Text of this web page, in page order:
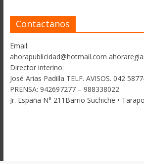
Contactanos
Email:
ahorapublicidad@hotmail.com
Director interino:
José Arias Padilla TELF. AVISOS. 042
PRENSA: 942697277 – 988338022
Jr. España N° 211Barrio Suchiche •